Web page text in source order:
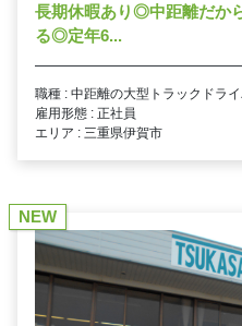
長期休暇あり◎中距離だか
る◎定年6...
職種 : 中距離の大型トラックドラ
雇用形態 : 正社員
エリア : 三重県伊賀市
NEW